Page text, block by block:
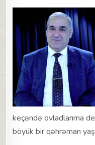
keçəndə övladlarıma
böyük bir qəhrəman